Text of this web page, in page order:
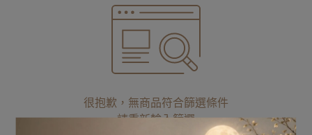
很抱歉，無商品符合篩選條件
請重新輸入篩選